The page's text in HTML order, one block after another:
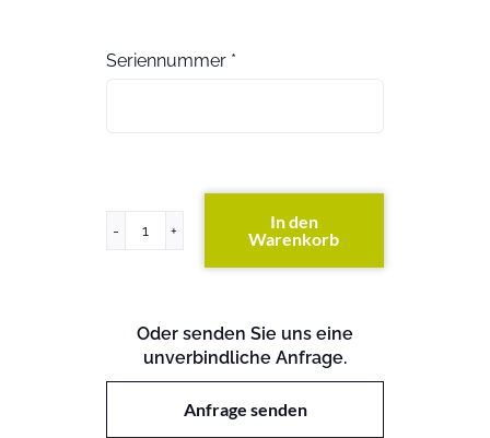
Seriennummer *
HP
al
Switch
Menge
In den
Warenkorb
Oder senden Sie uns eine
unverbindliche Anfrage.
Anfrage senden